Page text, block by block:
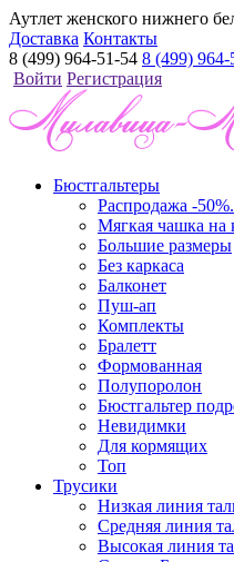
Аутлет женского нижнего
Доставка Контакты
8 (499) 964-51-54 8 (499) 964-
Войти Регистрация
Бюстгальтеры
Распродажа -50%.
Мягкая чашка на
Большие размеры
Без каркаса
Балконет
Пуш-ап
Комплекты
Бралетт
Формованная
Полупоролон
Бюстгальтер
Невидимки
Для кормящих
Топ
Трусики
Низкая линия
Средняя линия
Высокая линия